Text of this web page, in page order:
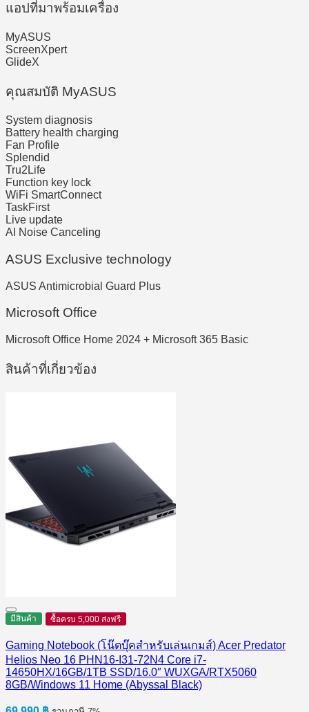
แอปที่มาพร้อมเครื่อง
MyASUS
ScreenXpert
GlideX
คุณสมบัติ MyASUS
System diagnosis
Battery health charging
Fan Profile
Splendid
Tru2Life
Function key lock
WiFi SmartConnect
TaskFirst
Live update
AI Noise Canceling
ASUS Exclusive technology
ASUS Antimicrobial Guard Plus
Microsoft Office
Microsoft Office Home 2024 + Microsoft 365 Basic
สินค้าที่เกี่ยวข้อง
มีสินค้า ซื้อครบ 5,000 ส่งฟรี
Gaming Notebook (โน๊ตบุ๊คสำหรับเล่นเกมส์) Acer Predator
Helios Neo 16 PHN16-I31-72N4 Core i7-
14650HX/16GB/1TB SSD/16.0″ WUXGA/RTX5060
8GB/Windows 11 Home (Abyssal Black)